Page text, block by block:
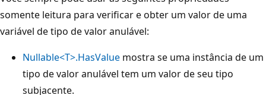
somente leitura para verificar e obter um valor de uma
variável de tipo de valor anulável:
Nullable<T>.HasValue mostra se uma instância de um
tipo de valor anulável tem um valor de seu tipo
subjacente.